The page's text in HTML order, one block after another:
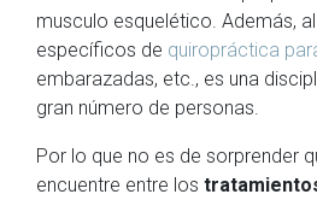
musculo esquelético. Además,
específicos de quiropráctica
embarazadas, etc., es una
gran número de personas.
Por lo que no es de sorprender
encuentre entre los